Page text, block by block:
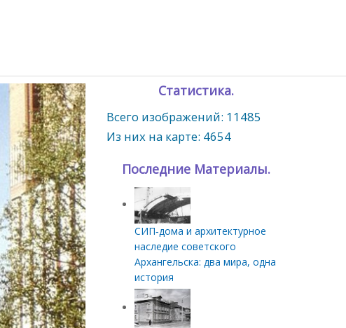
Статистика.
Всего изображений: 11485
Из них на карте: 4654
Последние Материалы.
СИП‑дома и архитектурное
наследие советского
Архангельска: два мира, одна
история